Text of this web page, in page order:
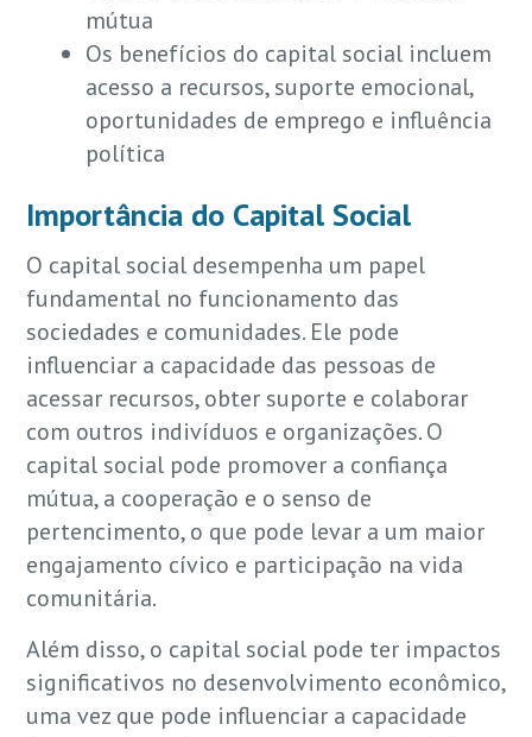
mútua
Os benefícios do capital social incluem
acesso a recursos, suporte emocional,
oportunidades de emprego e influência
política
Importância do Capital Social
O capital social desempenha um papel
fundamental no funcionamento das
sociedades e comunidades. Ele pode
influenciar a capacidade das pessoas de
acessar recursos, obter suporte e colaborar
com outros indivíduos e organizações. O
capital social pode promover a confiança
mútua, a cooperação e o senso de
pertencimento, o que pode levar a um maior
engajamento cívico e participação na vida
comunitária.
Além disso, o capital social pode ter impactos
significativos no desenvolvimento econômico,
uma vez que pode influenciar a capacidade